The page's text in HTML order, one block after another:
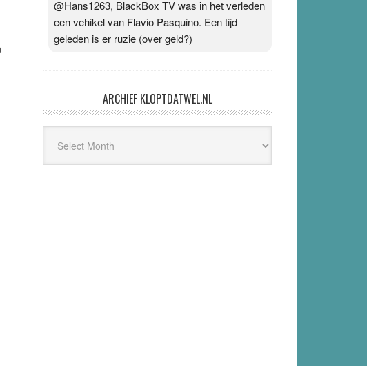
@Hans1263, BlackBox TV was in het verleden
een vehikel van Flavio Pasquino. Een tijd
geleden is er ruzie (over geld?)
ARCHIEF KLOPTDATWEL.NL
Kloptdatwel.nl